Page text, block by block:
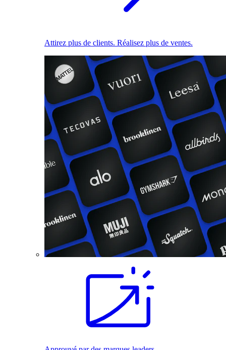
Attirez plus de clients. Réalisez plus de ventes.